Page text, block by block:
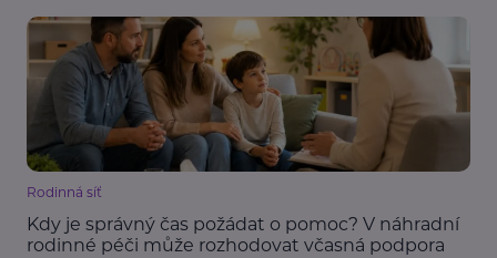
Rodinná síť
Kdy je správný čas požádat o pomoc? V náhradní
rodinné péči může rozhodovat včasná podpora